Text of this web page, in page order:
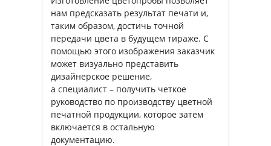
нам предсказать результат печати и,
таким образом, достичь точной
передачи цвета в будущем тираже. С
помощью этого изображения заказчик
может визуально представить
дизайнерское решение,
а специалист – получить четкое
руководство по производству цветной
печатной продукции, которое затем
включается в остальную
документацию.